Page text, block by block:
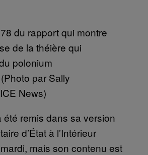
du rapport qui montre
de la théière qui
polonium
par Sally
News)
été remis dans sa version
d’État à l’Intérieur
mais son contenu est